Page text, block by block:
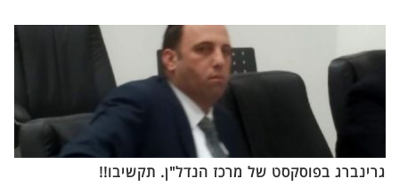
גרינברג בפוסקסט של מרכז הנדל"ן. תקשיבו!!